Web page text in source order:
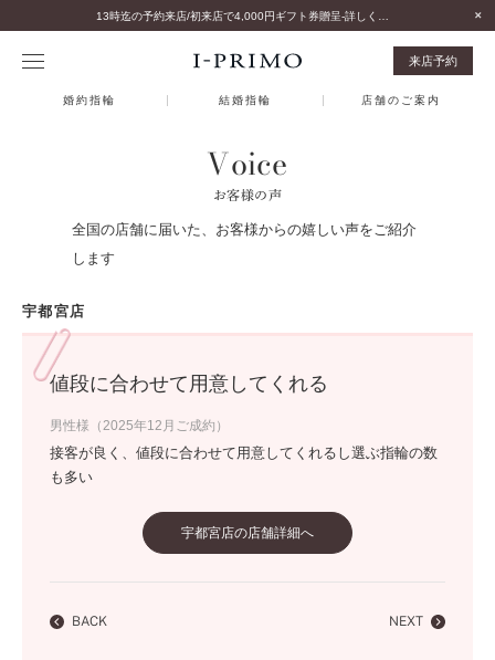
来店予約
婚約指輪 結婚指輪 店舗のご案内
Voice
お客様の声
全国の店舗に届いた、お客様からの嬉しい声をご紹介
します
宇都宮店
値段に合わせて用意してくれる
男性様（2025年12月ご成約）
接客が良く、値段に合わせて用意してくれるし選ぶ指輪の数
も多い
宇都宮店の店舗詳細へ
BACK NEXT